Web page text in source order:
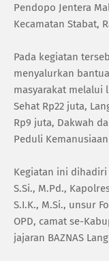
Pendopo Jentera
Kecamatan Stabat,
Pada kegiatan
menyalurkan
masyarakat melalui
Sehat Rp22 juta,
Rp9 juta, Dakwah
Peduli
Kegiatan ini dihadiri
S.Si., M.Pd.,
S.I.K., M.Si., unsur
OPD, camat se-
jajaran BAZNAS